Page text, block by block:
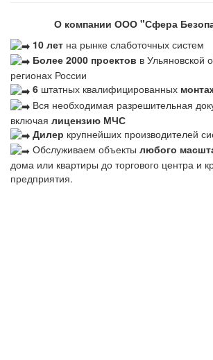
О компании ООО "Сфера
10 лет на рынке слаботочных систем
Более 2000 проектов в Ульяновской
регионах России
6 штатных квалифицированных
Вся необходимая разрешительная
включая лицензию МЧС
Дилер крупнейших производителей
Обслуживаем объекты любого
дома или квартиры до торгового центра и
предприятия.